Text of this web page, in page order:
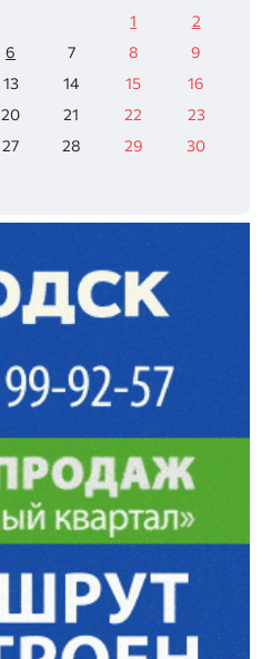
1
2
6 7 8
9
13 14 15
16
20 21 22
23
27 28 29
30